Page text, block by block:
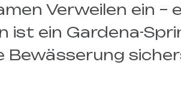
Verweilen ein
ist ein Gardena-